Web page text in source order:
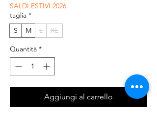
SALDI ESTIVI 2026
taglia *
S
M L XL
Quantità *
Aggiungi al carrello